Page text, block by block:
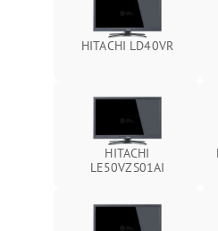
HITACHI LD40VR
HITACHI
LE50VZS01AI